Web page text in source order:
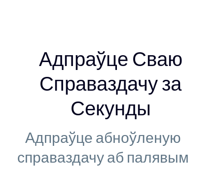
Адпраўце Сваю
Справаздачу за
Секунды
Адпраўце абноўленую
справаздачу аб палявым